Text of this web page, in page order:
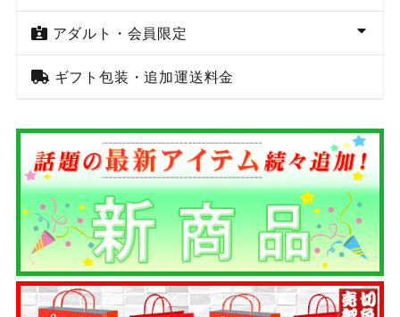
アダルト・会員限定
ギフト包装・追加運送料金